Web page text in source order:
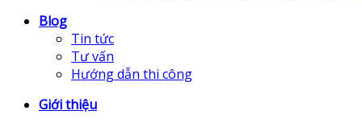
Blog
Tin tức
Tư vấn
Hướng dẫn thi công
Giới thiệu